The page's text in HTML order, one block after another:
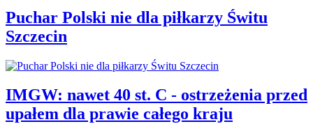
Puchar Polski nie dla piłkarzy Świtu
Szczecin
IMGW: nawet 40 st. C - ostrzeżenia przed
upałem dla prawie całego kraju